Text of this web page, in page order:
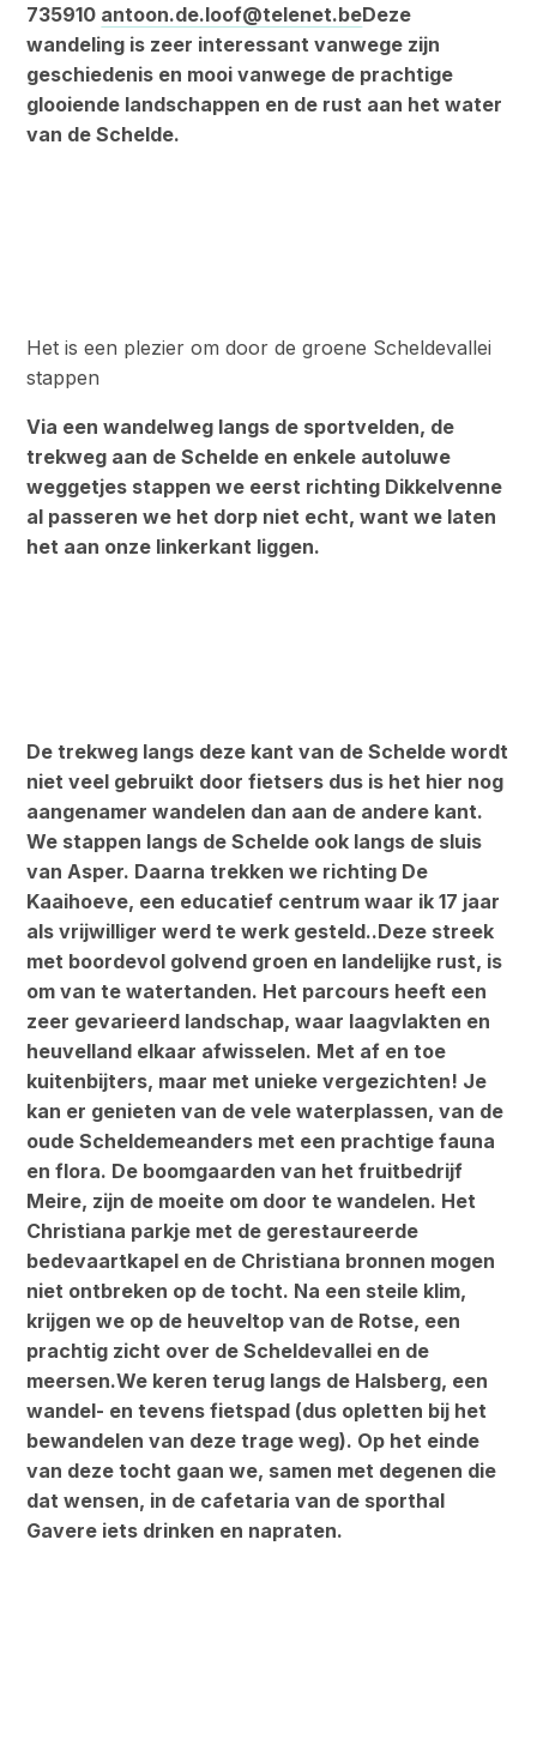
735910 antoon.de.loof@telenet.beDeze
wandeling is zeer interessant vanwege zijn
geschiedenis en mooi vanwege de prachtige
glooiende landschappen en de rust aan het water
van de Schelde.
Het is een plezier om door de groene Scheldevallei
stappen
Via een wandelweg langs de sportvelden, de
trekweg aan de Schelde en enkele autoluwe
weggetjes stappen we eerst richting Dikkelvenne
al passeren we het dorp niet echt, want we laten
het aan onze linkerkant liggen.
De trekweg langs deze kant van de Schelde wordt
niet veel gebruikt door fietsers dus is het hier nog
aangenamer wandelen dan aan de andere kant.
We stappen langs de Schelde ook langs de sluis
van Asper. Daarna trekken we richting De
Kaaihoeve, een educatief centrum waar ik 17 jaar
als vrijwilliger werd te werk gesteld..Deze streek
met boordevol golvend groen en landelijke rust, is
om van te watertanden. Het parcours heeft een
zeer gevarieerd landschap, waar laagvlakten en
heuvelland elkaar afwisselen. Met af en toe
kuitenbijters, maar met unieke vergezichten! Je
kan er genieten van de vele waterplassen, van de
oude Scheldemeanders met een prachtige fauna
en flora. De boomgaarden van het fruitbedrijf
Meire, zijn de moeite om door te wandelen. Het
Christiana parkje met de gerestaureerde
bedevaartkapel en de Christiana bronnen mogen
niet ontbreken op de tocht. Na een steile klim,
krijgen we op de heuveltop van de Rotse, een
prachtig zicht over de Scheldevallei en de
meersen.We keren terug langs de Halsberg, een
wandel- en tevens fietspad (dus opletten bij het
bewandelen van deze trage weg). Op het einde
van deze tocht gaan we, samen met degenen die
dat wensen, in de cafetaria van de sporthal
Gavere iets drinken en napraten.